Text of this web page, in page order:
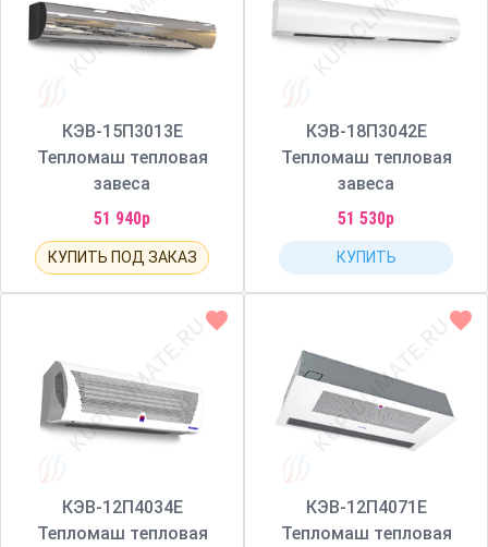
КЭВ-15П3013Е
Тепломаш тепловая
завеса
51 940р
КУПИТЬ ПОД ЗАКАЗ
КЭВ-18П3042Е
Тепломаш тепловая
завеса
51 530р
КУПИТЬ
КЭВ-12П4034Е
Тепломаш тепловая
КЭВ-12П4071Е
Тепломаш тепловая